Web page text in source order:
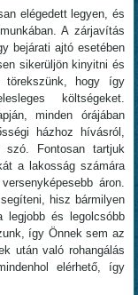
elégedett legyen, és
A zárjavítás
bejárati ajtó esetében
sikerüljön kinyitni és
hogy így
költségeket.
minden órájában
házhoz hívásról,
szó. Fontosan tartjuk
a lakosság számára
áron.
hisz bármilyen
és legolcsóbb
így Önnek sem az
után való rohangálás
elérhető, így